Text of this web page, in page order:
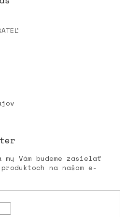
Vám budeme zasielať
na našom e-